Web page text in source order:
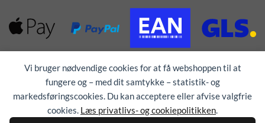
Vi bruger nødvendige cookies for at få webshoppen til at
fungere og – med dit samtykke – statistik- og
markedsføringscookies. Du kan acceptere eller afvise valgfrie
cookies. Læs privatlivs- og cookiepolitikken.
Alle rettigheder forbeholdes © 1976 - 2026TEX-